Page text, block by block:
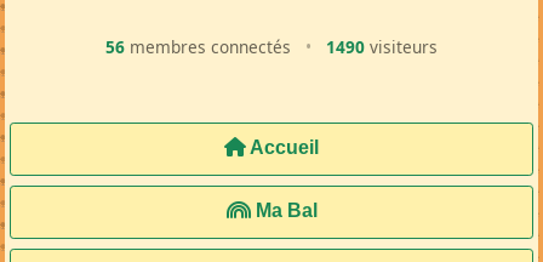
56 membres connectés • 1490 visiteurs
Accueil
Ma Bal